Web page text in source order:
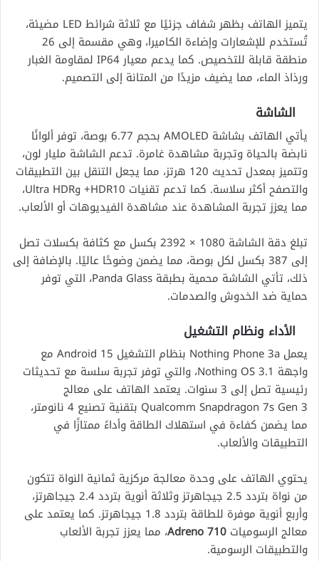
يتميز الهاتف بظهر شفاف جزئيًا مع ثلاثة شرائط LED مضيئة،
تُستخدم للإشعارات وإضاءة الكاميرا، وهي مقسمة إلى 26
منطقة قابلة للتخصيص. كما يدعم معيار IP64 لمقاومة الغبار
ورذاذ الماء، مما يضيف مزيدًا من المتانة إلى التصميم.
الشاشة
يأتي الهاتف بشاشة AMOLED بحجم 6.77 بوصة، توفر ألوانًا
نابضة بالحياة وتجربة مشاهدة غامرة. تدعم الشاشة مليار لون،
وتتميز بمعدل تحديث 120 هرتز، مما يجعل التنقل بين التطبيقات
والتصفح أكثر سلاسة. كما تدعم تقنيات HDR10+ وUltra HDR،
مما يعزز تجربة المشاهدة عند مشاهدة الفيديوهات أو الألعاب.
تبلغ دقة الشاشة 1080 × 2392 بكسل مع كثافة بكسلات تصل
إلى 387 بكسل لكل بوصة، مما يضمن وضوحًا عاليًا. بالإضافة إلى
ذلك، تأتي الشاشة محمية بطبقة Panda Glass، التي توفر
حماية ضد الخدوش والصدمات.
الأداء ونظام التشغيل
يعمل Nothing Phone 3a بنظام التشغيل Android 15 مع
واجهة Nothing OS 3.1، والتي توفر تجربة سلسة مع تحديثات
رئيسية تصل إلى 3 سنوات. يعتمد الهاتف على معالج
Qualcomm Snapdragon 7s Gen 3 بتقنية تصنيع 4 نانومتر،
مما يضمن كفاءة في استهلاك الطاقة وأداءً ممتازًا في
التطبيقات والألعاب.
يحتوي الهاتف على وحدة معالجة مركزية ثمانية النواة تتكون
من نواة بتردد 2.5 جيجاهرتز وثلاثة أنوية بتردد 2.4 جيجاهرتز،
وأربع أنوية موفرة للطاقة بتردد 1.8 جيجاهرتز. كما يعتمد على
معالج الرسوميات Adreno 710، مما يعزز تجربة الألعاب
والتطبيقات الرسومية.